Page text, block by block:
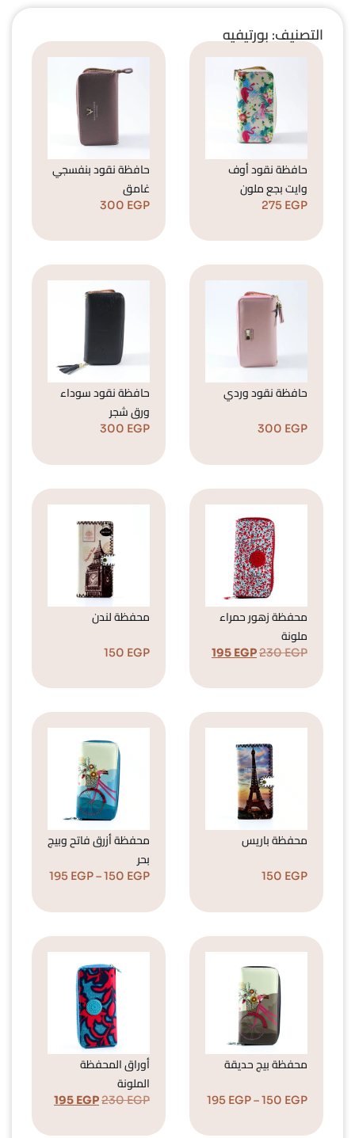
التصنيف: بورتيفيه
حافظة نقود أوف
وايت بجع ملون
275 EGP
حافظة نقود بنفسجي
غامق
300 EGP
حافظة نقود وردي
300 EGP
حافظة نقود سوداء
ورق شجر
300 EGP
محفظة زهور حمراء
ملونة
230EGP
195 EGP
محفظة لندن
150 EGP
محفظة باريس
150 EGP
محفظة أزرق فاتح وبيج
بحر
150 EGP
–
195 EGP
محفظة بيج حديقة
150 EGP
–
195 EGP
أوراق المحفظة
الملونة
230EGP
195 EGP